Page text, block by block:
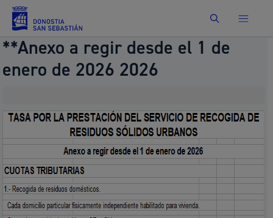
Buscar
**Anexo a regir desde el 1 de
enero de 2026 2026